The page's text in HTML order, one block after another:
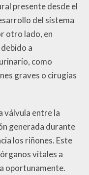
presente desde el
del sistema
otro lado, en
a
como
graves o cirugías
válvula entre la
generada durante
los riñones. Este
vitales a
oportunamente.